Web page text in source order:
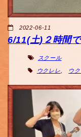
2022-06-11
6/11(土)２時間
スクール
ウクレレ ウ